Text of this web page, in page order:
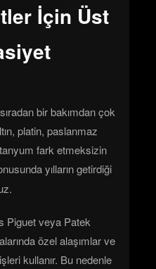
İçin Üst
bir bakımdan çok
platin, paslanmaz
fark etmeksizin
yılların getirdiği
Piguet veya Patek
özel alaşımlar ve
kullanır. Bu nedenle